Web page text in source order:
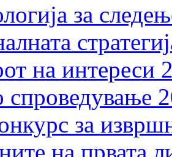
за
на интереси
спроведување
за
на првата